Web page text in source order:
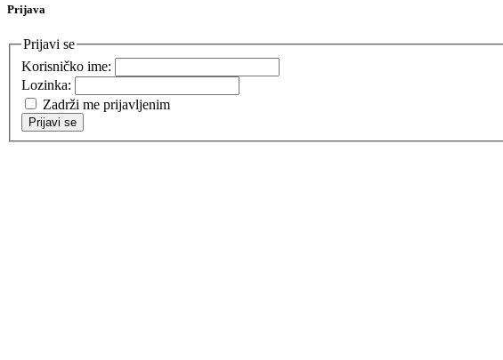
Prijava
Prijavi se
Korisničko ime:
Lozinka:
Zadrži me prijavljenim
Prijavi se